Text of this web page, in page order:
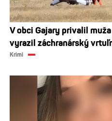
V obci Gajary privalil
vyrazil záchranárský
Krimi